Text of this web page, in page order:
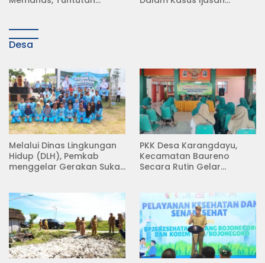
Desa
Melalui Dinas Lingkungan
Hidup (DLH), Pemkab
menggelar Gerakan Suka
PKK Desa Karangdayu,
Kecamatan Baureno
Secara Rutin Gelar